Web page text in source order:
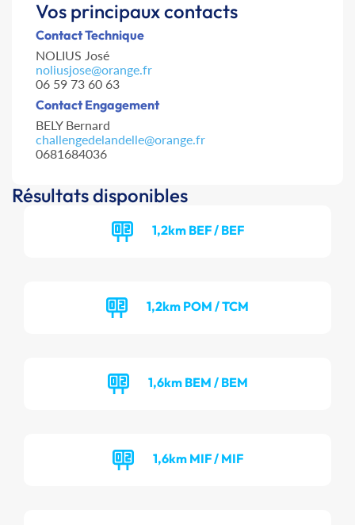
Vos principaux contacts
Contact Technique
NOLIUS José
noliusjose@orange.fr
06 59 73 60 63
Contact Engagement
BELY Bernard
challengedelandelle@orange.fr
0681684036
Résultats disponibles
1,2km BEF / BEF
1,2km POM / TCM
1,6km BEM / BEM
1,6km MIF / MIF